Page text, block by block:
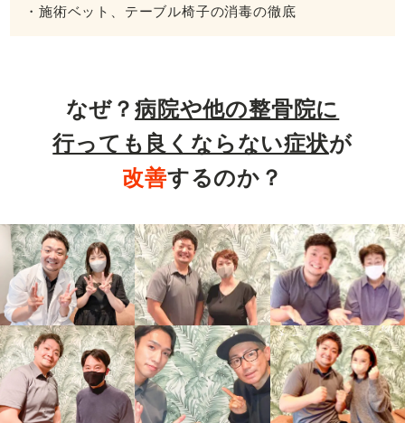
・施術ベット、テーブル椅子の消毒の徹底
なぜ？病院や他の整骨院に
行っても良くならない症状が
改善するのか？